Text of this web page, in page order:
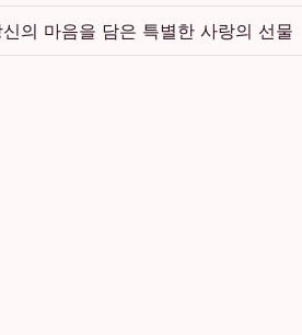
신의 마음을 담은 특별한 사랑의 선물